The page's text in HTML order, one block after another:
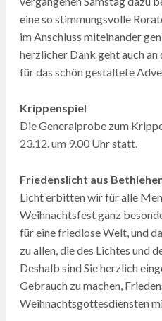
eine so stimmungsvolle
im Anschluss miteinander
herzlicher Dank geht auch an
für das schön gestaltete
Krippenspiel
Die Generalprobe zum
23.12. um 9.00 Uhr statt.
Friedenslicht aus
Licht erbitten wir für alle
Weihnachtsfest ganz
für eine friedlose Welt, und
zu allen, die des Lichtes und
Deshalb sind Sie herzlich
Gebrauch zu machen,
Weihnachtsgottesdiensten